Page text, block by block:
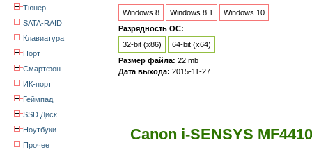
Тюнер
SATA-RAID
Клавиатура
Порт
Смартфон
ИК-порт
Геймпад
SSD Диск
Ноутбуки
Прочее
Windows 8 Windows 8.1
Windows 10
Разрядность ОС:
32-bit (x86)
64-bit (x64)
Размер файла: 22 mb
Дата выхода: 2015-11-27
Canon i-SENSYS